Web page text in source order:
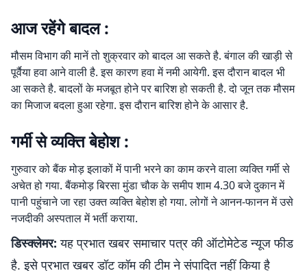
आज रहेंगे बादल :
मौसम विभाग की मानें तो शुक्रवार को बादल आ सकते है. बंगाल की खाड़ी से
पूर्वैया हवा आने वाली है. इस कारण हवा में नमी आयेगी. इस दौरान बादल भी
आ सकते है. बादलों के मजबूत होने पर बारिश हो सकती है. दो जून तक मौसम
का मिजाज बदला हुआ रहेगा. इस दौरान बारिश होने के आसार है.
गर्मी से व्यक्ति बेहोश :
गुरुवार को बैंक मोड़ इलाकों में पानी भरने का काम करने वाला व्यक्ति गर्मी से
अचेत हो गया. बैंकमोड़ बिरसा मुंडा चौक के समीप शाम 4.30 बजे दुकान में
पानी पहुंचाने जा रहा उक्त व्यक्ति बेहोश हो गया. लोगों ने आनन-फानन में उसे
नजदीकी अस्पताल में भर्ती कराया.
डिस्क्लेमर: यह प्रभात खबर समाचार पत्र की ऑटोमेटेड न्यूज फीड
है. इसे प्रभात खबर डॉट कॉम की टीम ने संपादित नहीं किया है